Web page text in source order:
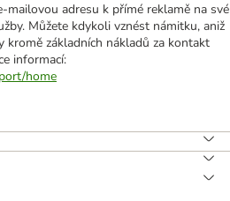
mailovou adresu k přímé reklamě na své
Můžete kdykoli vznést námitku, aniž
kromě základních nákladů za kontakt
informací:
home